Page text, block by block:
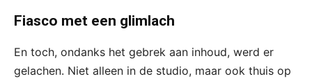
Fiasco met een glimlach
En toch, ondanks het gebrek aan inhoud, werd er
gelachen. Niet alleen in de studio, maar ook thuis op